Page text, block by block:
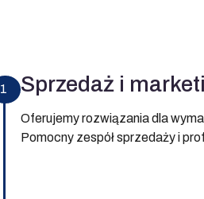
1 Sprzedaż i
Oferujemy rozwiązania dla
Pomocny zespół sprzedaży i